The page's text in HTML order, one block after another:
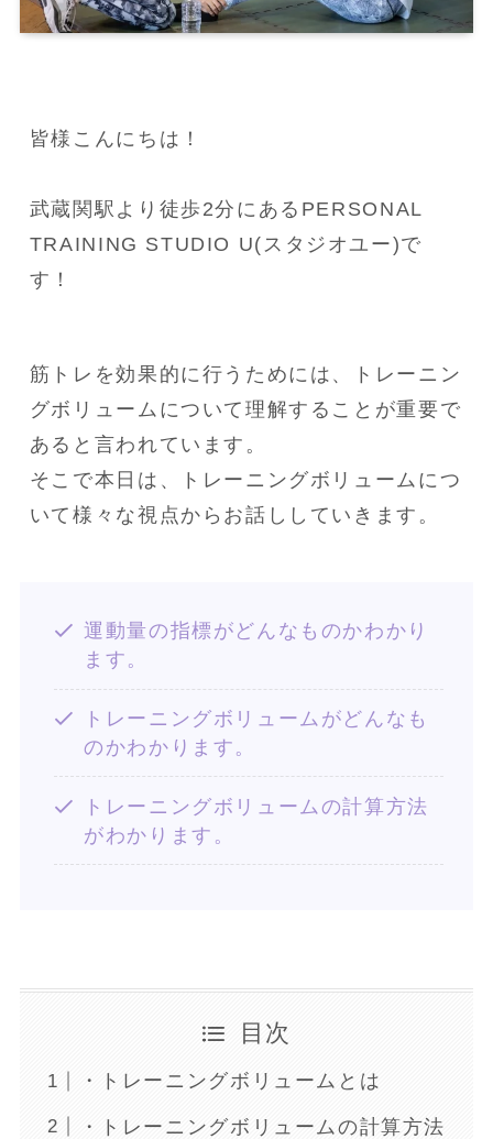
皆様こんにちは！
武蔵関駅より徒歩2分にあるPERSONAL
TRAINING STUDIO U(スタジオユー)で
す！
筋トレを効果的に行うためには、トレーニン
グボリュームについて理解することが重要で
あると言われています。
そこで本日は、トレーニングボリュームにつ
いて様々な視点からお話ししていきます。
運動量の指標がどんなものかわかり
ます。
トレーニングボリュームがどんなも
のかわかります。
トレーニングボリュームの計算方法
がわかります。
目次
・トレーニングボリュームとは
・トレーニングボリュームの計算方法